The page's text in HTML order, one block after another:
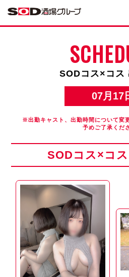
SODコス×コス
07月17
※出勤キャスト、出勤時間について変
予めご了承くだ
SODコス×コ